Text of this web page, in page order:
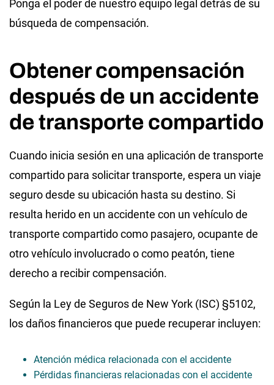
Ponga el poder de nuestro equipo legal detrás de su
búsqueda de compensación.
Obtener compensación
después de un accidente
de transporte compartido
Cuando inicia sesión en una aplicación de transporte
compartido para solicitar transporte, espera un viaje
seguro desde su ubicación hasta su destino. Si
resulta herido en un accidente con un vehículo de
transporte compartido como pasajero, ocupante de
otro vehículo involucrado o como peatón, tiene
derecho a recibir compensación.
Según la Ley de Seguros de New York (ISC) §5102,
los daños financieros que puede recuperar incluyen:
Atención médica relacionada con el accidente
Pérdidas financieras relacionadas con el accidente